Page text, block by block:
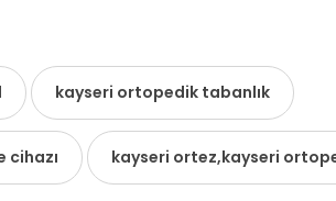
kayseri ortopedik tabanlık
cihazı kayseri ortez,kayseri